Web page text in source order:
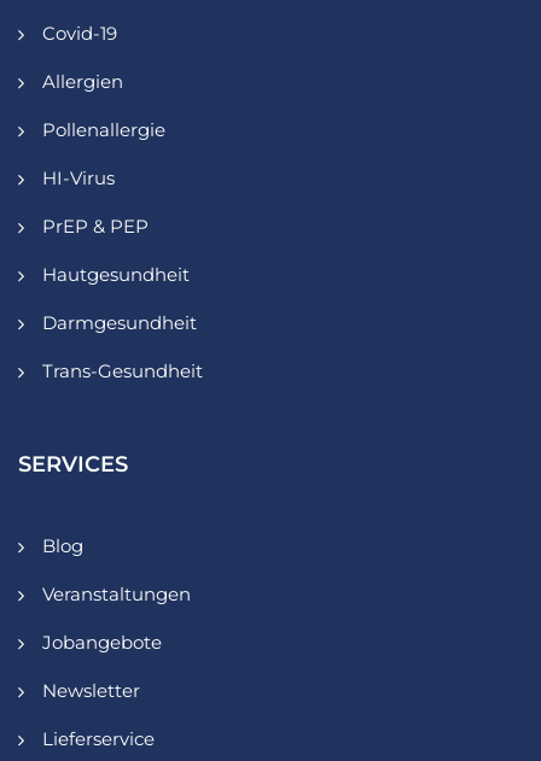
Covid-19
Allergien
Pollenallergie
HI-Virus
PrEP & PEP
Hautgesundheit
Darmgesundheit
Trans-Gesundheit
SERVICES
Blog
Veranstaltungen
Jobangebote
Newsletter
Lieferservice